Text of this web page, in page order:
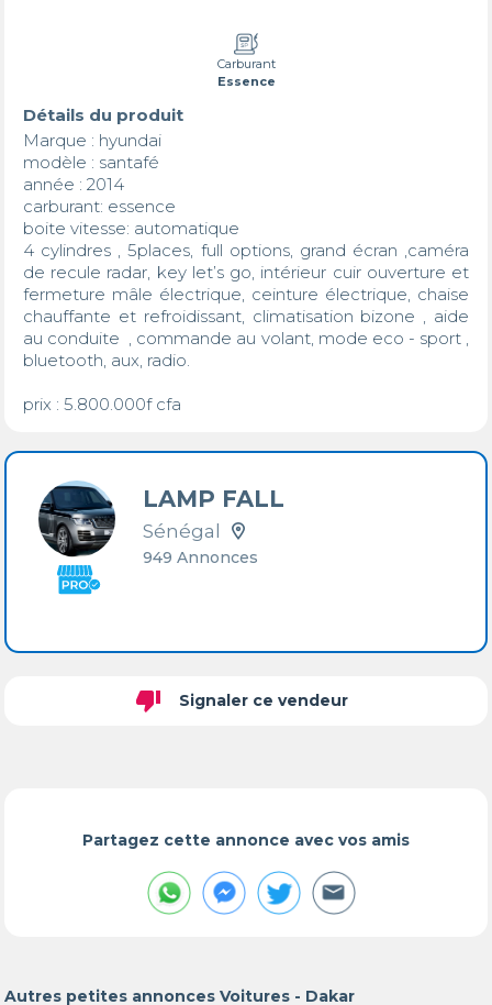
Carburant
Essence
Détails du produit
Marque : hyundai
modèle : santafé
année : 2014
carburant: essence
boite vitesse: automatique
4 cylindres , 5places, full options, grand écran ,caméra
de recule radar, key let’s go, intérieur cuir ouverture et
fermeture mâle électrique, ceinture électrique, chaise
chauffante et refroidissant, climatisation bizone , aide
au conduite  , commande au volant, mode eco - sport ,
bluetooth, aux, radio.
prix : 5.800.000f cfa
LAMP FALL
Sénégal
949 Annonces
thumb_down Signaler ce vendeur
Partagez cette annonce avec vos amis
Autres petites annonces Voitures - Dakar